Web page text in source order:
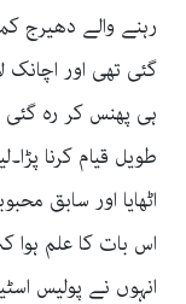
رہنے والے دھیرج
گئی تھی اور
ہی پھنس کر رہ گئی
طویل قیام کرنا
اٹھایا اور سابق
اس بات کا علم
انہوں نے پولیس